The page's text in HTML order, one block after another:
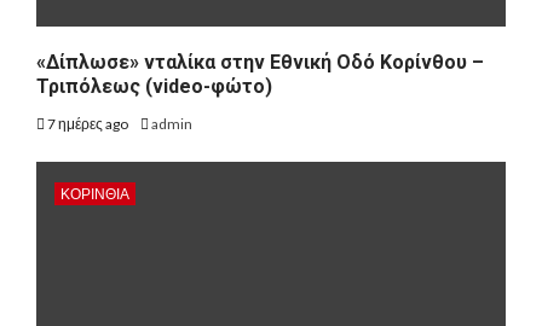
«Δίπλωσε» νταλίκα στην Εθνική Oδό Κορίνθου –
Τριπόλεως (video-φώτο)
7 ημέρες ago admin
ΚΟΡΙΝΘΊΑ